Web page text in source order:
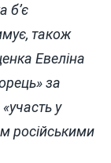
б’є
також
Евеліна
за
у
російськими